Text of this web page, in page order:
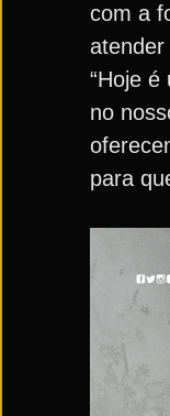
com a
atender
“Hoje
no
para